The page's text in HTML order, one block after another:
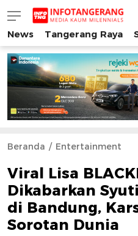
INFO TANGERANG
Media Kaum Millenials
News Tangerang Raya
Beranda Entertainment
Viral Lisa
Dikabarkan
di Bandung,
Sorotan Dunia